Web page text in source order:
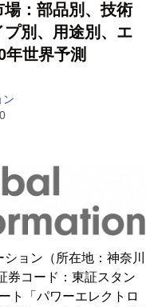
：部品別、技術
別、用途別、エ
年世界予測
ン
ョン（所在地：神奈川
券コード：東証スタン
ト「パワーエレクトロ